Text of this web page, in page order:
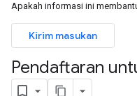
Apakah informasi ini
Kirim masukan
Pendaftaran